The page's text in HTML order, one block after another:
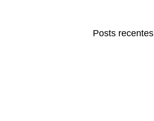
Posts recentes